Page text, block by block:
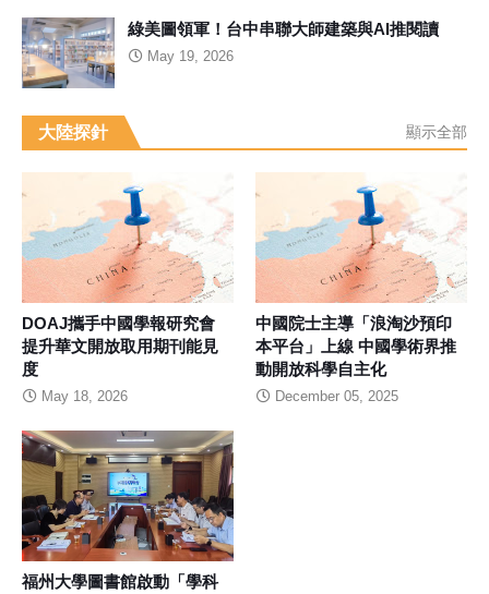
綠美圖領軍！台中串聯大師建築與AI推閱讀
May 19, 2026
大陸探針 顯示全部
DOAJ攜手中國學報研究會
提升華文開放取用期刊能見
度
May 18, 2026
中國院士主導「浪淘沙預印
本平台」上線 中國學術界推
動開放科學自主化
December 05, 2025
福州大學圖書館啟動「學科